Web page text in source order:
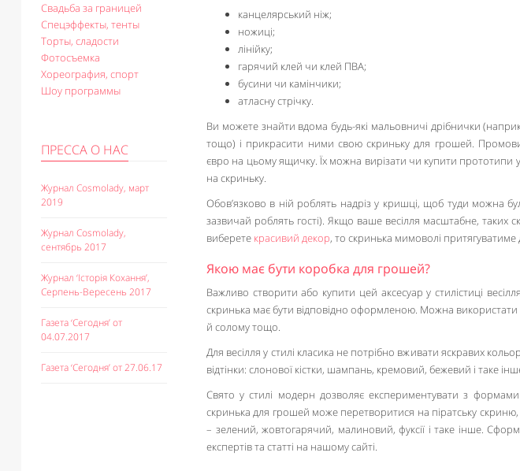
Свадьба за границей
Спецэффекты, тенты
Торты, сладости
Фотосъемка
Хореография, спорт
Шоу программы
ПРЕССА О НАС
Журнал Cosmolady, март
2019
Журнал Cosmolady,
сентябрь 2017
Журнал ‘Історія Кохання’,
Серпень-Вересень 2017
Газета ‘Сегодня’ от
04.07.2017
Газета ‘Сегодня’ от 27.06.17
канцелярський ніж;
ножиці;
лінійку;
гарячий клей чи клей ПВА;
бусини чи камінчики;
атласну стрічку.
Ви можете знайти вдома будь-які мальовничі дрібнички
тощо) і прикрасити ними свою скриньку для грошей.
євро на цьому ящичку. Їх можна вирізати чи купити прототипи
на скриньку.
Обов’язково в ній роблять надріз у кришці, щоб туди можна
зазвичай роблять гості). Якщо ваше весілля масштабне, таких
виберете красивий декор, то скринька мимоволі притягуватиме
Якою має бути коробка для грошей?
Важливо створити або купити цей аксесуар у стилістиці
скринька має бути відповідно оформленою. Можна
й солому тощо.
Для весілля у стилі класика не потрібно вживати яскравих
відтінки: слонової кістки, шампань, кремовий, бежевий і таке
Свято у стилі модерн дозволяє експериментувати з
скринька для грошей може перетворитися на піратську скриню,
– зелений, жовтогарячий, малиновий, фуксії і таке інше.
експертів та статті на нашому сайті.